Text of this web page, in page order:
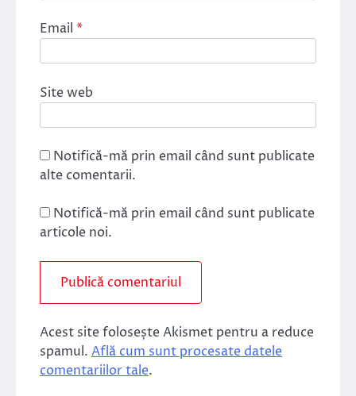
Email *
Site web
Notifică-mă prin email când sunt publicate
alte comentarii.
Notifică-mă prin email când sunt publicate
articole noi.
Acest site folosește Akismet pentru a reduce
spamul. Află cum sunt procesate datele
comentariilor tale.